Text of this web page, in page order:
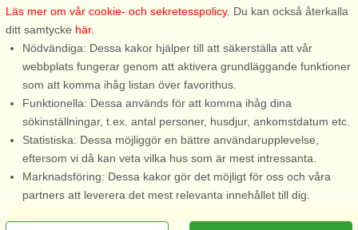
bor ni i genuin skärgårdsmiljö
med närhet till både bad,
service och nöjen. Bostaden är
smakfullt inredd i marin ...
från 7.548 SEK
er som vill njuta av Bohusläns
egen ingång. Här finns badrum
med tvättställ, ...
från 5.245 SEK
Läs mer om vår cookie- och sekretesspolicy. Du kan också återkalla
ditt samtycke här.
Nödvändiga: Dessa kakor hjälper till att säkerställa att vår
webbplats fungerar genom att aktivera grundläggande funktioner
som att komma ihåg listan över favorithus.
Funktionella: Dessa används för att komma ihåg dina
sökinställningar, t.ex. antal personer, husdjur, ankomstdatum etc.
Statistiska: Dessa möjliggör en bättre användarupplevelse,
eftersom vi då kan veta vilka hus som är mest intressanta.
Marknadsföring: Dessa kakor gör det möjligt för oss och våra
partners att leverera det mest relevanta innehållet till dig.